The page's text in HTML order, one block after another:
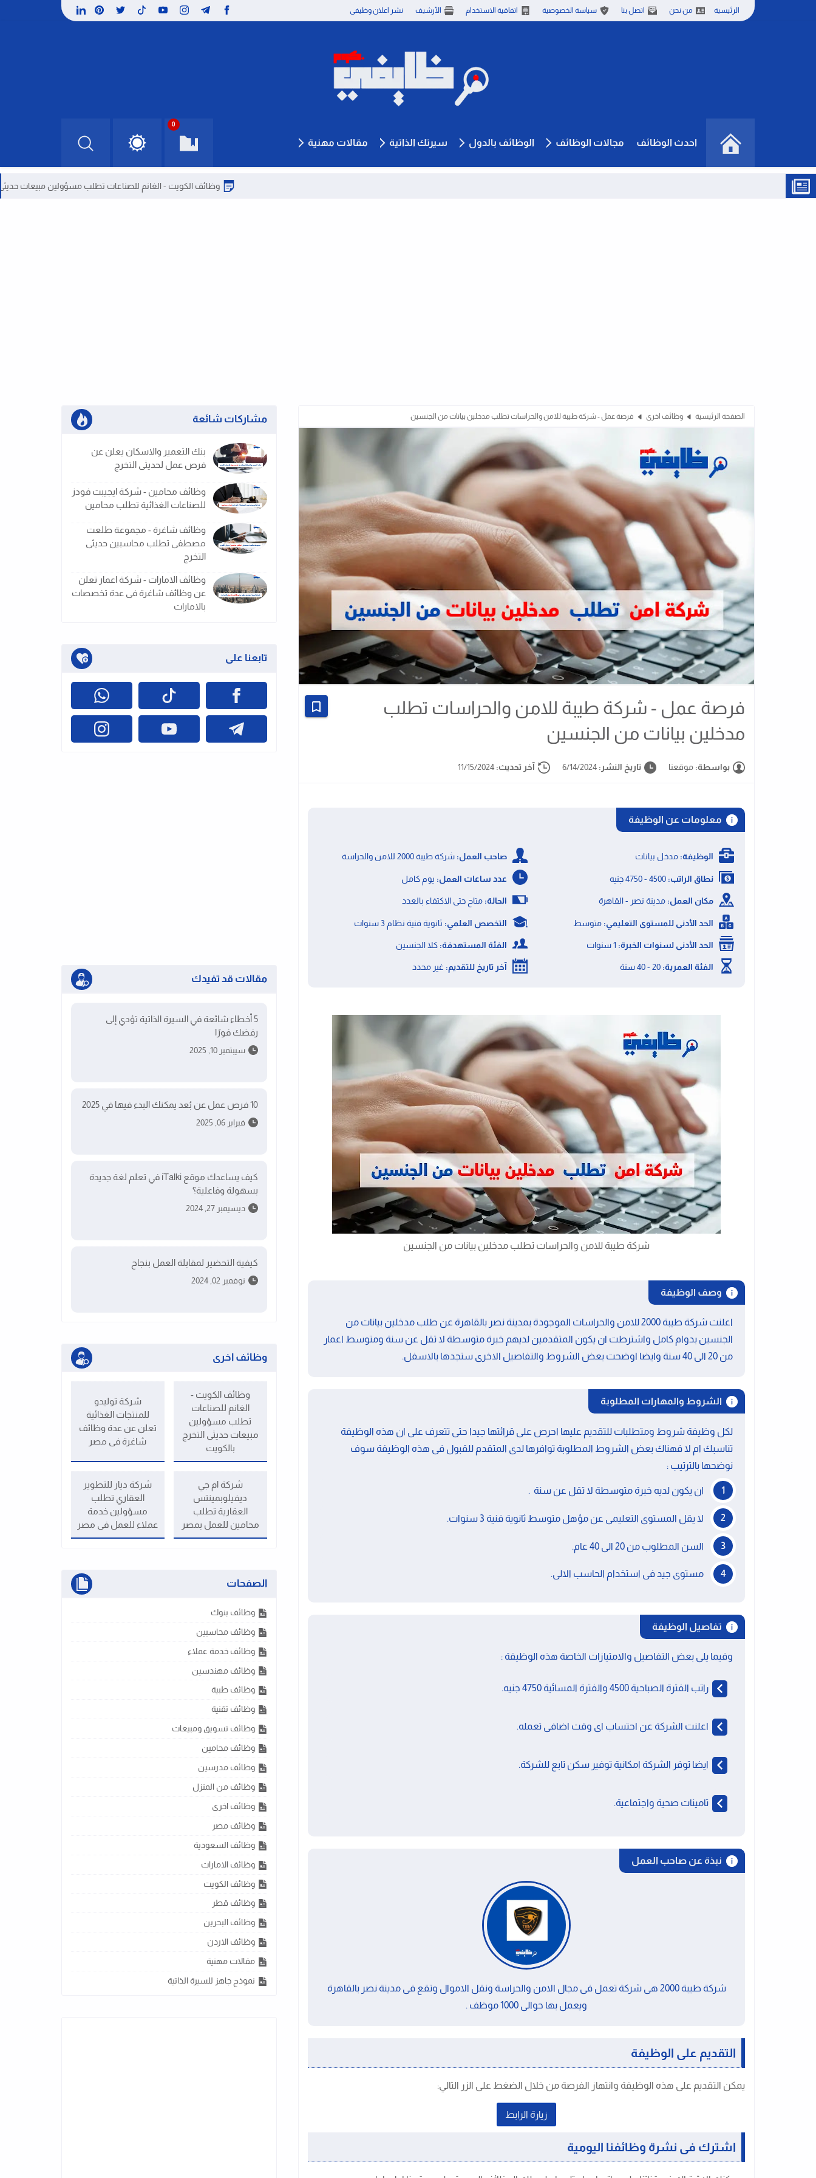
الرئيسية من نحن اتصل بنا سياسة الخصوصية اتفاقية الاستخدام الأرشيف نشر اعلان وظيفى
احدث الوظائف مجالات الوظائف الوظائف بالدول سيرتك الذاتية مقالات مهنية
0
وظائف الكويت - الغانم للصناعات تطلب مسؤولين مبيعات حديثى التخرج
الصفحة الرئيسية وظائف اخرى فرصة عمل - شركة طيبة للامن والحراسات تطلب مدخلين بيانات من الجنسين
فرصة عمل - شركة طيبة للامن والحراسات تطلب
مدخلين بيانات من الجنسين
بواسطة: موقعنا تاريخ النشر: 6/14/2024 آخر تحديث: 11/15/2024
معلومات عن الوظيفة
الوظيفة: مدخل بيانات صاحب العمل: شركة طيبة 2000 للامن والحراسة
نطاق الراتب: عدد ساعات العمل: يوم كامل
مكان العمل: مدينة نصر - القاهرة الحالة: متاح حتى الاكتفاء بالعدد
الحد الأدنى للمستوى التعليمي: متوسط التخصص العلمي: ثانوية فنية نظام 3 سنوات
الحد الأدنى لسنوات الخبرة: الفئة المستهدفة: كلا الجنسين
الفئة العمرية: آخر تاريخ للتقديم: غير محدد
شركة طيبة للامن والحراسات تطلب مدخلين بيانات من الجنسين
وصف الوظيفة
اعلنت شركة طيبة 2000 للامن والحراسات الموجودة بمدينة نصر بالقاهرة عن طلب مدخلين بيانات من
الجنسين بدوام كامل واشترطت ان يكون المتقدمين لديهم خبرة متوسطة لا تقل عن سنة ومتوسط اعمار
من 20 الى 40 سنة وايضا اوضحت بعض الشروط والتفاصيل الاخرى ستجدها بالاسفل.
الشروط والمهارات المطلوبة
لكل وظيفة شروط ومتطلبات للتقديم عليها احرص على قرائتها جيدا حتى تتعرف على ان هذه الوظيفة
تناسبك ام لا فهناك بعض الشروط المطلوبة توافرها لدى المتقدم للقبول فى هذه الوظيفة سوف
نوضحها بالترتيب :
ان يكون لديه خبرة متوسطة لا تقل عن سنة .
لا يقل المستوى التعليمى عن مؤهل متوسط ثانوية فنية 3 سنوات.
السن المطلوب من 20 الى 40 عام.
مستوى جيد فى استخدام الحاسب الالى.
تفاصيل الوظيفة
وفيما يلى بعض التفاصيل والامتيازات الخاصة هذه الوظيفة :
راتب الفترة الصباحية 4500 والفترة المسائية 4750 جنيه.
اعلنت الشركة عن احتساب اى وقت اضافى تعمله.
ايضا توفر الشركة امكانية توفير سكن تابع للشركة.
تامينات صحية واجتماعية.
نبذة عن صاحب العمل
شركة طيبة 2000 هى شركة تعمل فى مجال الامن والحراسة ونقل الاموال وتقع فى مدينة نصر بالقاهرة
ويعمل بها حوالى 1000 موظف .
التقديم على الوظيفة
يمكن التقديم على هذه الوظيفة وانتهاز الفرصة من خلال الضغط على الزر التالي:
زيارة الرابط
اشترك فى نشرة وظائفنا اليومية
مشاركات شائعة
بنك التعمير والاسكان يعلن عن
فرص عمل لحديثى التخرج
وظائف محامين - شركة ايجيبت فودز
للصناعات الغذائية تطلب محامين
وظائف شاغرة - مجموعة طلعت
مصطفى تطلب محاسبين حديثى
التخرج
وظائف الامارات - شركة اعمار تعلن
عن وظائف شاغرة فى عدة تخصصات
بالامارات
تابعنا على
مقالات قد تفيدك
5 أخطاء شائعة في السيرة الذاتية تؤدي إلى
رفضك فورًا
سيبتمبر 10, 2025
10 فرص عمل عن بُعد يمكنك البدء فيها في 2025
فبراير 06, 2025
كيف يساعدك موقع iTalki في تعلم لغة جديدة
بسهولة وفاعلية؟
ديسيمبر 27, 2024
كيفية التحضير لمقابلة العمل بنجاح
نوفمبر 02, 2024
وظائف اخرى
وظائف الكويت -
الغانم للصناعات
تطلب مسؤولين
مبيعات حديثى التخرج
بالكويت
شركة توليدو
للمنتجات الغذائية
تعلن عن عدة وظائف
شاغرة فى مصر
شركة ام جي
ديفيلوبمينتس
العقارية تطلب
محامين للعمل بمصر
شركة ديار للتطوير
العقاري تطلب
مسؤولين خدمة
عملاء للعمل فى مصر
الصفحات
وظائف بنوك
وظائف محاسبين
وظائف خدمة عملاء
وظائف مهندسين
وظائف طبية
وظائف تقنية
وظائف تسويق ومبيعات
وظائف محامين
وظائف مدرسين
وظائف من المنزل
وظائف اخرى
وظائف مصر
وظائف السعودية
وظائف الامارات
وظائف الكويت
وظائف قطر
وظائف البحرين
وظائف الاردن
مقالات مهنية
نموذج جاهز للسيرة الذاتية